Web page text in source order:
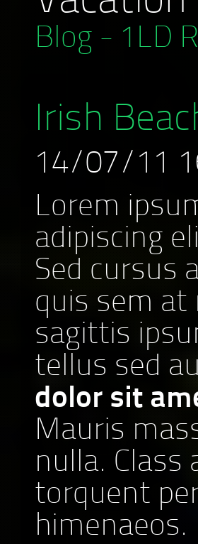
Blog - 1LD
Irish
14/07/11
Lorem
adipiscing
Sed cursus
quis sem
sagittis
tellus sed
dolor sit
Mauris
nulla.
torquent
himenaeos.